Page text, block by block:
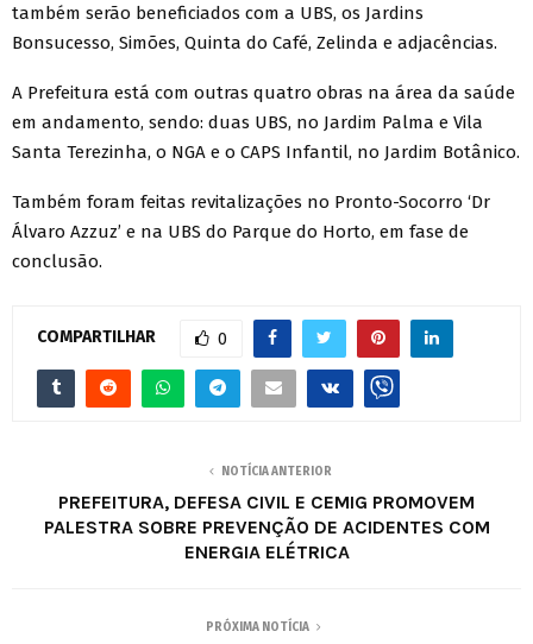
também serão beneficiados com a UBS, os Jardins
Bonsucesso, Simões, Quinta do Café, Zelinda e adjacências.
A Prefeitura está com outras quatro obras na área da saúde
em andamento, sendo: duas UBS, no Jardim Palma e Vila
Santa Terezinha, o NGA e o CAPS Infantil, no Jardim Botânico.
Também foram feitas revitalizações no Pronto-Socorro ‘Dr
Álvaro Azzuz’ e na UBS do Parque do Horto, em fase de
conclusão.
COMPARTILHAR 0
NOTÍCIA ANTERIOR
PREFEITURA, DEFESA CIVIL E CEMIG PROMOVEM
PALESTRA SOBRE PREVENÇÃO DE ACIDENTES COM
ENERGIA ELÉTRICA
PRÓXIMA NOTÍCIA